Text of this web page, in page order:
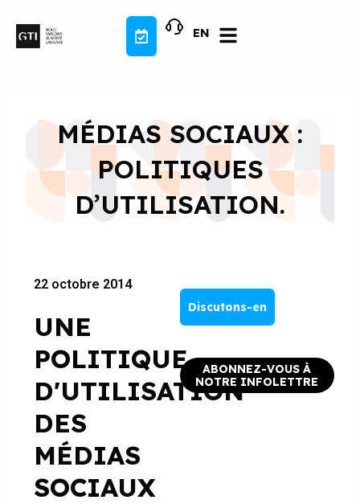
contenu
EN
MÉDIAS SOCIAUX :
POLITIQUES
D’UTILISATION.
22 octobre 2014
UNE
POLITIQUE
D'UTILISATION
DES
MÉDIAS
SOCIAUX
Discutons-en
ABONNEZ-VOUS À
NOTRE INFOLETTRE